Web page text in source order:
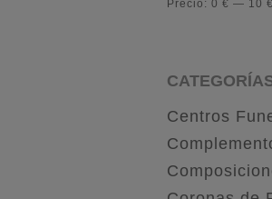
Precio: 0 € — 10 €
Centros